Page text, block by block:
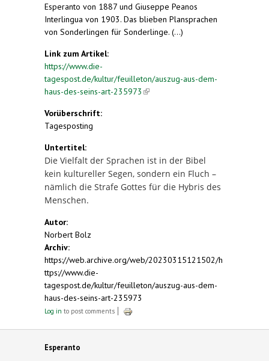
Esperanto von 1887 und Giuseppe Peanos
Interlingua von 1903. Das blieben Plansprachen
von Sonderlingen für Sonderlinge. (...)
Link zum Artikel:
https://www.die-
tagespost.de/kultur/feuilleton/auszug-aus-dem-
haus-des-seins-art-235973 (link is external)
Vorüberschrift:
Tagesposting
Untertitel:
Die Vielfalt der Sprachen ist in der Bibel
kein kultureller Segen, sondern ein Fluch –
nämlich die Strafe Gottes für die Hybris des
Menschen.
Autor:
Norbert Bolz
Archiv:
https://web.archive.org/web/20230315121502/h
ttps://www.die-
tagespost.de/kultur/feuilleton/auszug-aus-dem-
haus-des-seins-art-235973
Log in to post comments
Esperanto